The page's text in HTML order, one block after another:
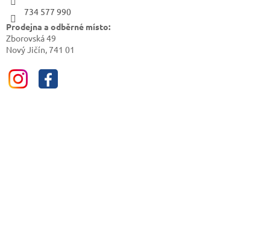
734 577 990
Prodejna a odběrné místo:
Zborovská 49
Nový Jičín, 741 01